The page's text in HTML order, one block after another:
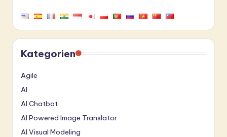
Kategorien
Agile
AI
AI Chatbot
AI Powered Image Translator
AI Visual Modeling